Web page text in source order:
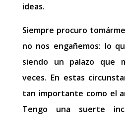
ideas.
Siempre procuro
no nos engañemos: lo
siendo un palazo que
veces. En estas
tan importante como el
Tengo una suerte